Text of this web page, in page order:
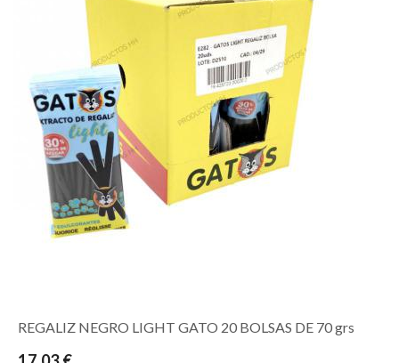
REGALIZ NEGRO LIGHT GATO 20 BOLSAS DE 70 grs